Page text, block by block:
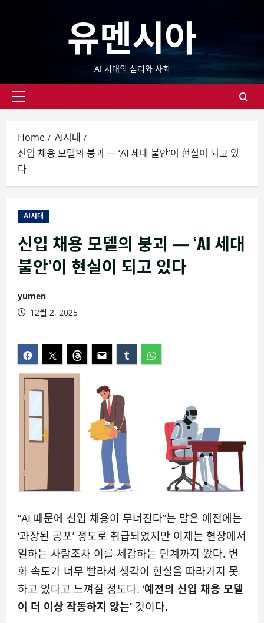
유멘시아
AI 시대의 심리와 사회
Primary
Home
AI시대
신입 채용 모델의 붕괴 — ‘AI 세대 불안’이 현실이 되고 있
다
AI시대
신입 채용 모델의 붕괴 — ‘AI 세대
불안’이 현실이 되고 있다
yumen
12월 2, 2025
“AI 때문에 신입 채용이 무너진다”는 말은 예전에는
‘과장된 공포’ 정도로 취급되었지만 이제는 현장에서
일하는 사람조차 이를 체감하는 단계까지 왔다. 변
화 속도가 너무 빨라서 생각이 현실을 따라가지 못
하고 있다고 느껴질 정도다. ‘예전의 신입 채용 모델
이 더 이상 작동하지 않는’ 것이다.